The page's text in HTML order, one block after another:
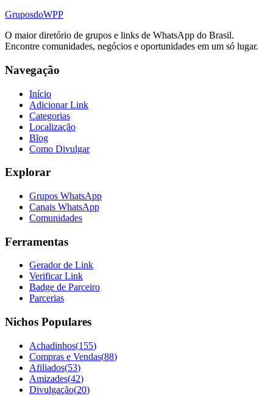
GruposdoWPP
O maior diretório de grupos e links de WhatsApp do Brasil.
Encontre comunidades, negócios e oportunidades em um só lugar.
Navegação
Início
Adicionar Link
Categorias
Localização
Blog
Como Divulgar
Explorar
Grupos WhatsApp
Canais WhatsApp
Comunidades
Ferramentas
Gerador de Link
Verificar Link
Badge de Parceiro
Parcerias
Nichos Populares
Achadinhos(155)
Compras e Vendas(88)
Afiliados(53)
Amizades(42)
Divulgação(20)